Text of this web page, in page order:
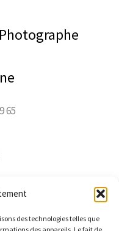
des technologies telles que
65